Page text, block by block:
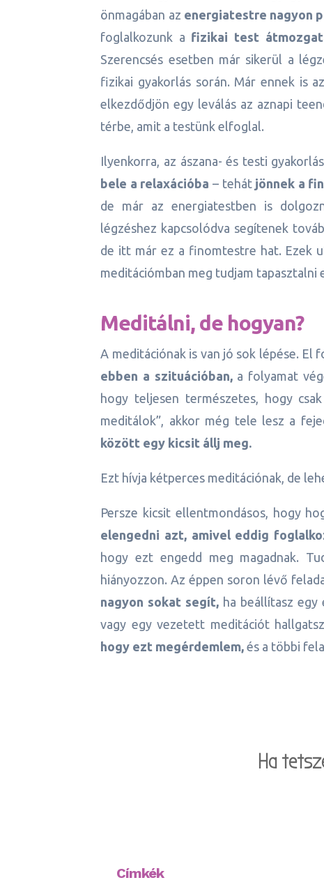
önmagában az energiatestre nagyon
foglalkozunk a fizikai test
Szerencsés esetben már sikerül a
fizikai gyakorlás során. Már ennek is
elkezdődjön egy leválás az aznapi
térbe, amit a testünk elfoglal.
Ilyenkorra, az ászana- és testi
bele a relaxációba – tehát jönnek a
de már az energiatestben is
légzéshez kapcsolódva segítenek
de itt már ez a finomtestre hat. Ezek
meditációmban meg tudjam tapasztalni
Meditálni, de hogyan?
A meditációnak is van jó sok lépése. El
ebben a szituációban, a folyamat
hogy teljesen természetes, hogy
meditálok”, akkor még tele lesz a
között egy kicsit állj meg.
Ezt hívja kétperces meditációnak, de
Persze kicsit ellentmondásos, hogy
elengedni azt, amivel eddig
hogy ezt engedd meg magadnak.
hiányozzon. Az éppen soron lévő
nagyon sokat segít, ha beállítasz
vagy egy vezetett meditációt
hogy ezt megérdemlem, és a többi
Ha
Címkék